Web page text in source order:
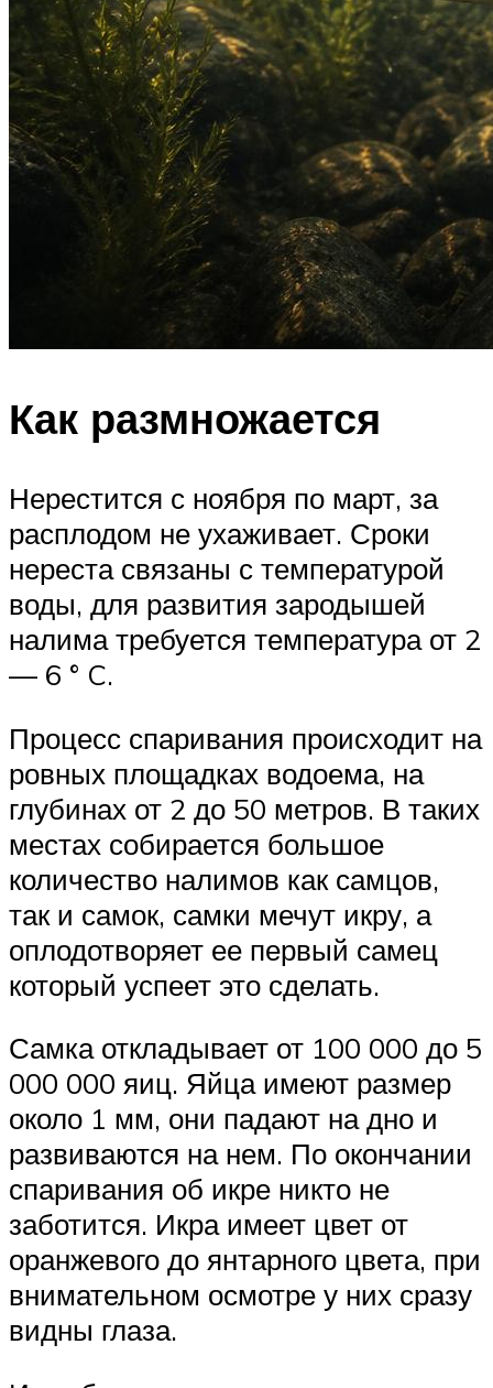
Как размножается
Нерестится с ноября по март, за
расплодом не ухаживает. Сроки
нереста связаны с температурой
воды, для развития зародышей
налима требуется температура от 2
— 6 ° C.
Процесс спаривания происходит на
ровных площадках водоема, на
глубинах от 2 до 50 метров. В таких
местах собирается большое
количество налимов как самцов,
так и самок, самки мечут икру, а
оплодотворяет ее первый самец
который успеет это сделать.
Самка откладывает от 100 000 до 5
000 000 яиц. Яйца имеют размер
около 1 мм, они падают на дно и
развиваются на нем. По окончании
спаривания об икре никто не
заботится. Икра имеет цвет от
оранжевого до янтарного цвета, при
внимательном осмотре у них сразу
видны глаза.